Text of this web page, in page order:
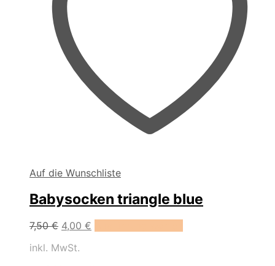
Auf die Wunschliste
Babysocken triangle blue
7,50€ 4,00 €
inkl. MwSt.